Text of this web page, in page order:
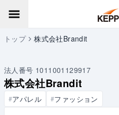
トップ 株式会社Brandit
法人番号 1011001129917
株式会社Brandit
#アパレル #ファッション